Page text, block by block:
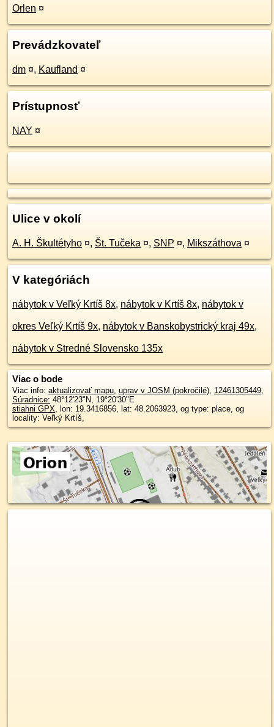
Orlen ¤
Prevádzkovateľ
dm ¤, Kaufland ¤
Prístupnosť
NAY ¤
Ulice v okolí
A. H. Škultétyho ¤, Št. Tučeka ¤, SNP ¤, Mikszáthova ¤
V kategóriách
nábytok v Veľký Krtíš 8x, nábytok v Krtíš 8x, nábytok v
okres Veľký Krtíš 9x, nábytok v Banskobystrický kraj 49x,
nábytok v Stredné Slovensko 135x
Viac o bode
Viac info: aktualizovať mapu, uprav v JOSM (pokročilé), 12461305449,
Súradnice: 48°12'23"N, 19°20'30"E
stiahni GPX, lon: 19.3416856, lat: 48.2063923, og type: place, og
locality: Veľký Krtíš,